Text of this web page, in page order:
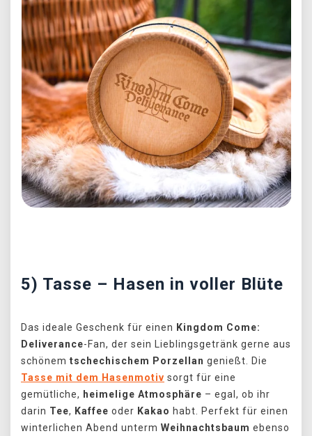
5) Tasse – Hasen in voller Blüte
Das ideale Geschenk für einen Kingdom Come:
Deliverance-Fan, der sein Lieblingsgetränk gerne aus
schönem tschechischem Porzellan genießt. Die
Tasse mit dem Hasenmotiv sorgt für eine
gemütliche, heimelige Atmosphäre – egal, ob ihr
darin Tee, Kaffee oder Kakao habt. Perfekt für einen
winterlichen Abend unterm Weihnachtsbaum ebenso